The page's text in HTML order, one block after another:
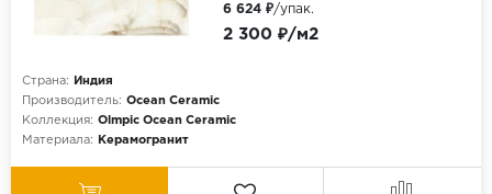
Страна:
Индия
Производитель: Ocean Ceramic
Коллекция: Olmpic Ocean Ceramic
Материала:
Керамогранит
2 300 ₽/м2
6 624 ₽/упак.